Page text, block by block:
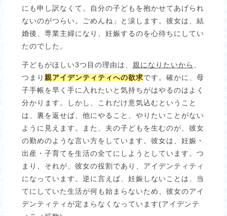
にも申し訳なくて。自分の子どもを抱かせてあげられ
ないのがつらい。ごめんね」と涙します。彼女は、結
婚後、専業主婦になり、妊娠するのを心待ちにしてい
たのでした。
子どもがほしい3つ目の理由は、 親になりたいから
つまり 親アイデンティティへの欲求です。確かに、母
子手帳を早く手に入れたいと気持ちがはやるのはよく
分かります。しかし、これだけ意気込むということ
は、裏を返せば、他にやること、やりたいことがない
ように見えます。また、夫の子どもを生むのが、彼女
の勤めのような言い方をしています。彼女は、妊娠・
出産・子育てを生活の全てにしようとしています。つ
まり、それが、彼女の役割であり、アイデンティティ
になっています。逆に言えば、妊娠しないことは、当
てにしていた生活が何も始まらないため、彼女のアイ
デンティティが定まらなくなっています(アイデンテ